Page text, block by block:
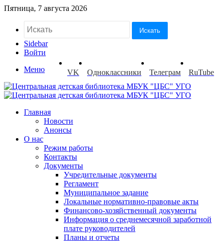
Пятница, 7 августа 2026
Искать
Sidebar
Войти
RuTube
Телеграм
Одноклассники
VK
Меню
Главная
Новости
Анонсы
О нас
Режим работы
Контакты
Документы
Учредительные документы
Регламент
Муниципальное задание
Локальные нормативно-правовые акты
Финансово-хозяйственный документы
Информация о среднемесячной заработной
плате руководителей
Планы и отчеты